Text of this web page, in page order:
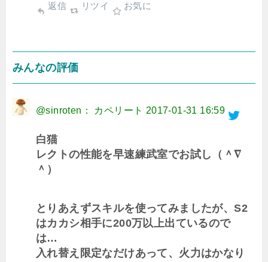
返信 リツイ お気に
みんなの評価
@sinroten： カペリート 2017-01-31 16:59
白猫
レクトの性能を早速練武室でお試し（＾∇
＾）
とりあえずスキルを使ってみましたが、S2
はカカシ相手に200万以上出ているので
は…
入れ替え限定なだけあって、火力はかなり